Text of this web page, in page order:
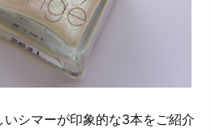
シマーが印象的な3本をご紹介